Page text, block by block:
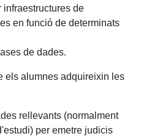
infraestructures de
en funció de determinats
de dades.
els alumnes adquireixin les
rellevants (normalment
per emetre judicis